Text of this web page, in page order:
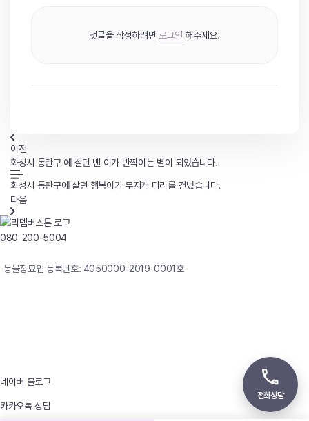
댓글을 작성하려면 로그인 해주세요.
이전
화성시 동탄구 에 살던 벤 이가 반짝이는 별이 되었습니다.
화성시 동탄구에 살던 행복이가 무지개 다리를 건넜습니다.
다음
080-200-5004
동물장묘업 등록번호: 4050000-2019-0001호
네이버 블로그
카카오톡 상담
전화상담